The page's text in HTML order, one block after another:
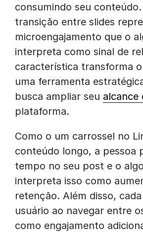
consumindo seu conteúdo.
transição entre slides
microengajamento que o
interpreta como sinal de
característica transforma
uma ferramenta
busca ampliar seu alcance
plataforma.
Como o um carrossel no
conteúdo longo, a pessoa
tempo no seu post e o
interpreta isso como
retenção. Além disso,
usuário ao navegar entre
como engajamento